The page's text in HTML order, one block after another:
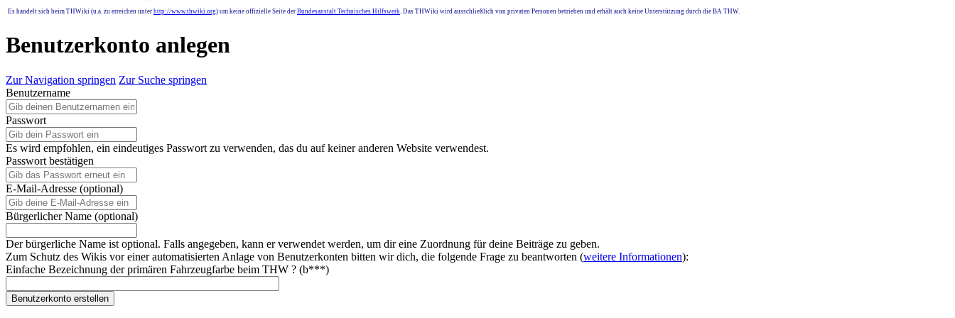
Es handelt sich beim THWiki (u.a. zu erreichen unter http://www.thwiki.org) um keine offizielle Seite der Bundesanstalt Technisches Hilfswerk. Das THWiki wird ausschließlich von privaten Personen betrieben und erhält auch keine Unterstützung durch die BA THW.
Benutzerkonto anlegen
Zur Navigation springen Zur Suche springen
Benutzername
Passwort
Es wird empfohlen, ein eindeutiges Passwort zu verwenden, das du auf keiner anderen Website verwendest.
Passwort bestätigen
E-Mail-Adresse (optional)
Bürgerlicher Name (optional)
Der bürgerliche Name ist optional. Falls angegeben, kann er verwendet werden, um dir eine Zuordnung für deine Beiträge zu geben.
Zum Schutz des Wikis vor einer automatisierten Anlage von Benutzerkonten bitten wir dich, die folgende Frage zu beantworten (weitere Informationen):
Einfache Bezeichnung der primären Fahrzeugfarbe beim THW ? (b***)
Benutzerkonto erstellen